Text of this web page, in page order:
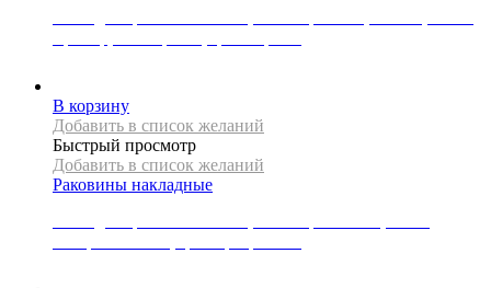
В корзину
Добавить в список желаний
Быстрый просмотр
Добавить в список желаний
Раковины накладные